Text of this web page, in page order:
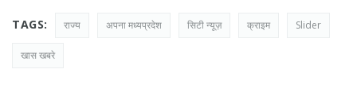
TAGS: राज्य अपना मध्यप्रदेश सिटी न्यूज़ क्राइम Slider
खास खबरे